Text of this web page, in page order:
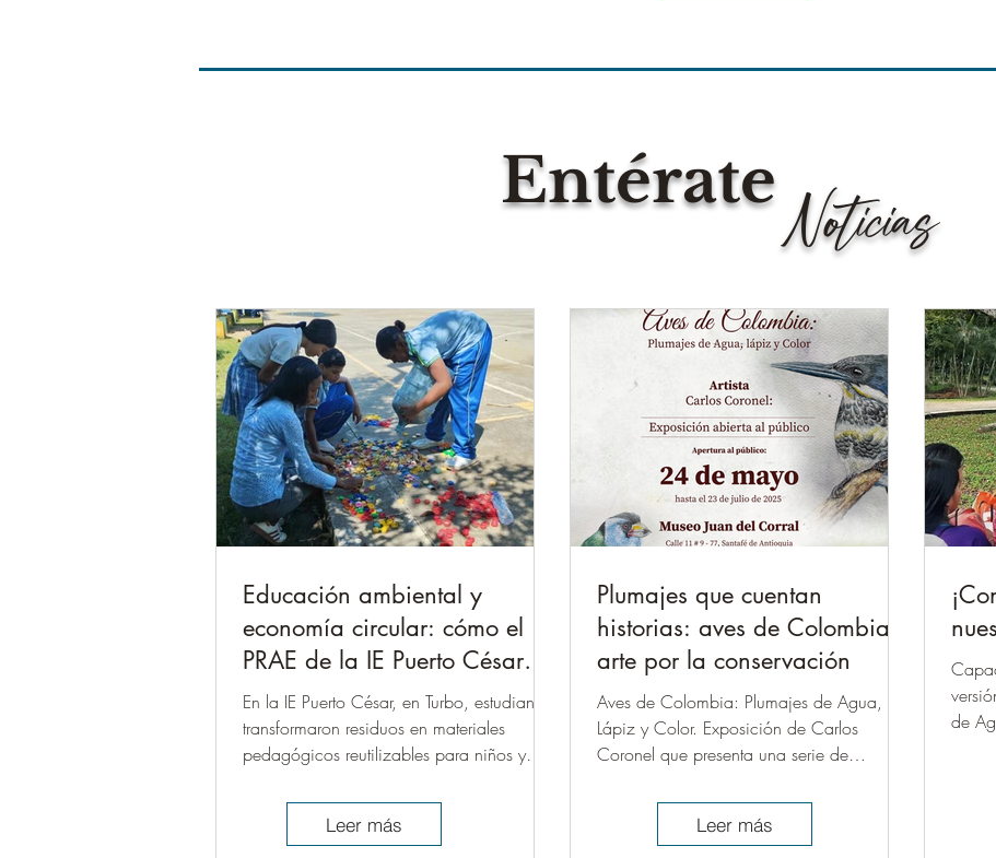
Entérate
Noticias
Educación ambiental y
economía circular: cómo el
PRAE de la IE Puerto César
transformó residuos en
herramientas pedagógicas.
En la IE Puerto César, en Turbo, estudiantes
transformaron residuos en materiales
pedagógicos reutilizables para niños y
una experiencia práctica de aprendizaje
colectivo. La iniciativa, liderada por la
Plumajes que cuentan
historias: aves de Colombia y
arte por la conservación
Aves de Colombia: Plumajes de Agua,
Lápiz y Color. Exposición de Carlos
Coronel que presenta una serie de
colombianas. Las imágenes, detalladas y
rigurosas, invitan a observar la riqueza
de
Leer más Leer más